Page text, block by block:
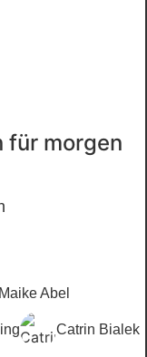
für morgen
Maike Abel
Catrin Bialek